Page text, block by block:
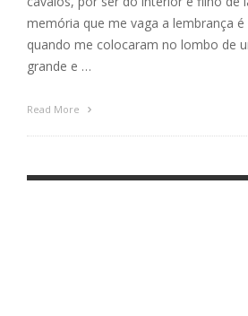
memória que me vaga a lembrança
quando me colocaram no lombo de
grande e …
Read More